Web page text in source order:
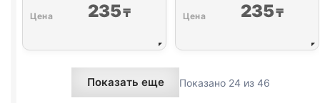
235₸ 235₸
Показать еще Показано 24 из 46